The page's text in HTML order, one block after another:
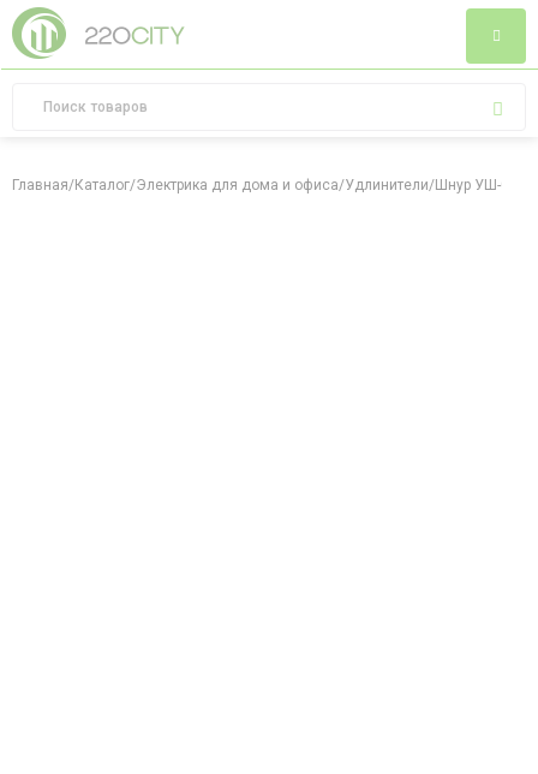
Главная/Каталог/Электрика для дома и офиса/Удлинители/Шнур УШ-01РВ